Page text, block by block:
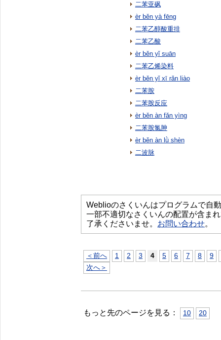
二苯亚砜
èr běn yà fēng
二苯乙醇酸重排
二苯乙酸
èr běn yǐ suān
二苯乙烯染料
èr běn yǐ xī rǎn liào
二苯胺
二苯胺反应
èr běn àn fǎn yìng
二苯胺氯胂
èr běn àn lǜ shèn
二波脉
Weblioのさくいんはプログラムで自
一部不適切なさくいんの配置が含ま
了承くださいませ。 お問い合わせ。
＜前へ 1 2 3 4 5 6 7 8
9
次へ＞
もっと先のページを見る： 10 20